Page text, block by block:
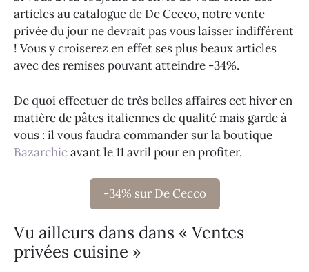
articles au catalogue de De Cecco, notre vente
privée du jour ne devrait pas vous laisser indifférent
! Vous y croiserez en effet ses plus beaux articles
avec des remises pouvant atteindre -34%.
De quoi effectuer de très belles affaires cet hiver en
matière de pâtes italiennes de qualité mais garde à
vous : il vous faudra commander sur la boutique
Bazarchicavant le 11 avril pour en profiter.
-34% sur De Cecco
Vu ailleurs dans dans « Ventes
privées cuisine »